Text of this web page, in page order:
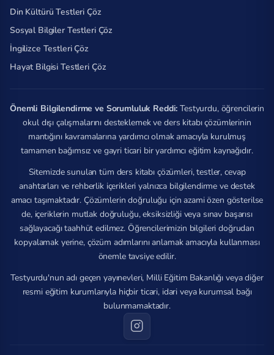
Din Kültürü Testleri Çöz
Sosyal Bilgiler Testleri Çöz
İngilizce Testleri Çöz
Hayat Bilgisi Testleri Çöz
Önemli Bilgilendirme ve Sorumluluk Reddi: Testyurdu, öğrencilerin
okul dışı çalışmalarını desteklemek ve ders kitabı çözümlerinin
mantığını kavramalarına yardımcı olmak amacıyla kurulmuş
tamamen bağımsız ve gayri ticari bir yardımcı eğitim kaynağıdır.
Sitemizde sunulan tüm ders kitabı çözümleri, testler, cevap
anahtarları ve rehberlik içerikleri yalnızca bilgilendirme ve destek
amacı taşımaktadır. Çözümlerin doğruluğu için azami özen gösterilse
de, içeriklerin mutlak doğruluğu, eksiksizliği veya sınav başarısı
sağlayacağı taahhüt edilmez. Öğrencilerimizin bilgileri doğrudan
kopyalamak yerine, çözüm adımlarını anlamak amacıyla kullanması
önemle tavsiye edilir.
Testyurdu'nun adı geçen yayınevleri, Milli Eğitim Bakanlığı veya diğer
resmi eğitim kurumlarıyla hiçbir ticari, idari veya kurumsal bağı
bulunmamaktadır.